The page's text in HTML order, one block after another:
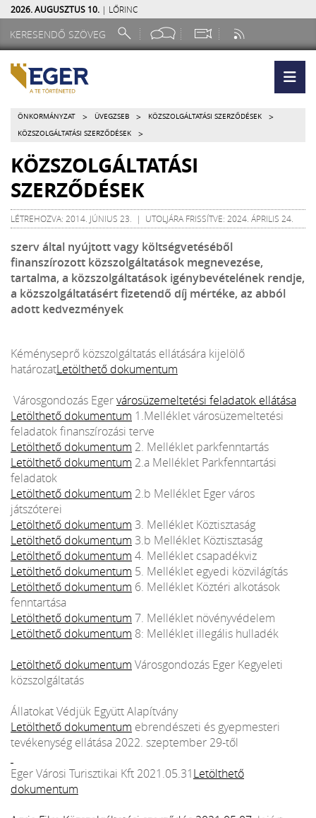
2026. AUGUSZTUS 10. | LŐRINC
ÖNKORMÁNYZAT > ÜVEGZSEB > KÖZSZOLGÁLTATÁSI SZERZŐDÉSEK >
KÖZSZOLGÁLTATÁSI SZERZŐDÉSEK >
KÖZSZOLGÁLTATÁSI
SZERZŐDÉSEK
LÉTREHOZVA: 2014. JÚNIUS 23. | UTOLJÁRA FRISSÍTVE: 2024. ÁPRILIS 24.
szerv által nyújtott vagy költségvetéséből
finanszírozott közszolgáltatások megnevezése,
tartalma, a közszolgáltatások igénybevételének rendje,
a közszolgáltatásért fizetendő díj mértéke, az abból
adott kedvezmények
Kéményseprő közszolgáltatás ellátására kijelölő
határozatLetölthető dokumentum
Városgondozás Egervárosüzemeltetési feladatok ellátása
Letölthető dokumentum 1.Melléklet városüzemeltetési
feladatok finanszírozási terve
Letölthető dokumentum 2. Melléklet parkfenntartás
Letölthető dokumentum 2.a Melléklet Parkfenntartási
feladatok
Letölthető dokumentum 2.b Melléklet Eger város
játszóterei
Letölthető dokumentum 3. Melléklet Köztisztaság
Letölthető dokumentum 3.b Melléklet Köztisztaság
Letölthető dokumentum 4. Melléklet csapadékviz
Letölthető dokumentum 5. Melléklet egyedi közvilágítás
Letölthető dokumentum 6. Melléklet Köztéri alkotások
fenntartása
Letölthető dokumentum 7. Melléklet növényvédelem
Letölthető dokumentum 8: Melléklet illegális hulladék
Letölthető dokumentum Városgondozás Eger Kegyeleti
közszolgáltatás
Állatokat Védjük Együtt Alapítvány
Letölthető dokumentum ebrendészeti és gyepmesteri
tevékenység ellátása 2022. szeptember 29-től
Eger Városi Turisztikai Kft 2021.05.31Letölthető
dokumentum